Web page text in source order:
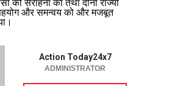
की सराहना की तथा दोनों राज्यों
और समन्वय को और मजबूत
Action Today24x7
ADMINISTRATOR